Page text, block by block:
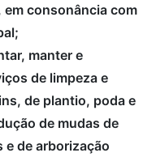
em consonância com
manter e
de limpeza e
de plantio, poda e
de mudas de
e de arborização